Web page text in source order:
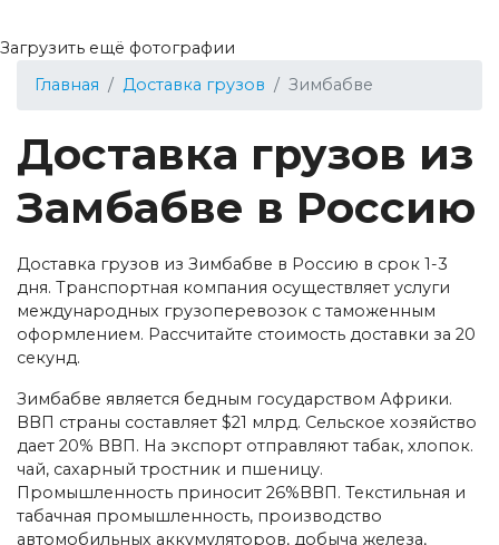
Загрузить ещё фотографии
Главная
Доставка грузов Зимбабве
Доставка грузов из
Замбабве в Россию
Доставка грузов из Зимбабве в Россию в срок 1-3
дня. Транспортная компания осуществляет услуги
международных грузоперевозок с таможенным
оформлением. Рассчитайте стоимость доставки за 20
секунд.
Зимбабве является бедным государством Африки.
ВВП страны составляет $21 млрд. Сельское хозяйство
дает 20% ВВП. На экспорт отправляют табак, хлопок.
чай, сахарный тростник и пшеницу.
Промышленность приносит 26%ВВП. Текстильная и
табачная промышленность, производство
автомобильных аккумуляторов, добыча железа,